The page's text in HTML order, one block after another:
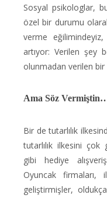
Sosyal psikologlar,
özel bir durumu olarak
verme
artıyor: Verilen şey
olunmadan verilen
Ama Söz
Bir de tutarlılık
tutarlılık ilkesini çok
gibi hediye
Oyuncak
geliştirmişler,